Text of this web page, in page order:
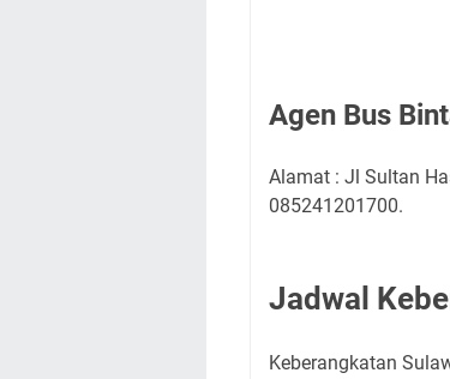
Agen Bus
Alamat : Jl Sultan
085241201700.
Jadwal
Keberangkatan